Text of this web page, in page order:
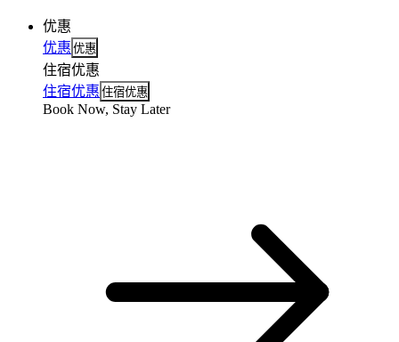
优惠
优惠 优惠
住宿优惠
住宿优惠 住宿优惠
Book Now, Stay Later